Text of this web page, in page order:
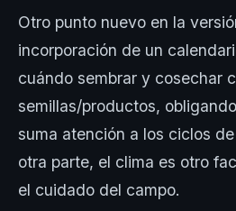
Otro punto nuevo en la
incorporación de un
cuándo sembrar y cosechar
semillas/productos,
suma atención a los ciclos
otra parte, el clima es otro
el cuidado del campo.